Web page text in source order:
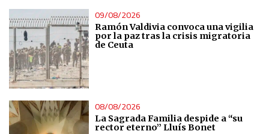
09/08/2026
Ramón Valdivia convoca una vigilia
por la paz tras la crisis migratoria
de Ceuta
08/08/2026
La Sagrada Familia despide a “su
rector eterno” Lluís Bonet